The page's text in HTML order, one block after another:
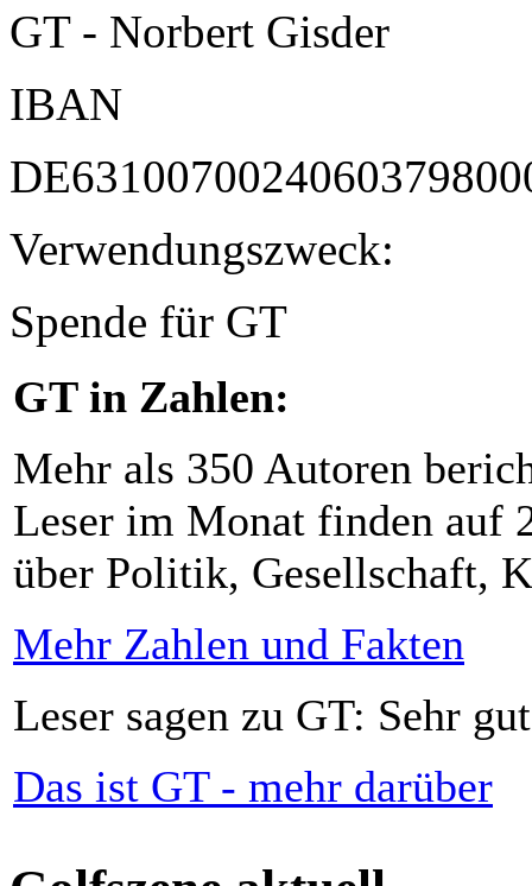
GT - Norbert Gisder
IBAN
Verwendungszweck:
Spende für GT
GT in Zahlen:
Mehr als 350 Autoren
Leser im Monat finden auf
über Politik, Gesellschaft,
Mehr Zahlen und Fakten
Leser sagen zu GT: Sehr
Das ist GT - mehr darüber